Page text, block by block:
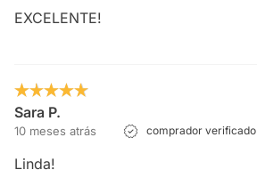
EXCELENTE!
Sara P.
10 meses atrás comprador verificado
Linda!